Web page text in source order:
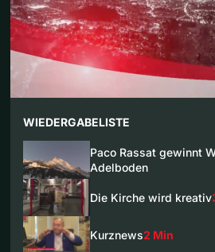
WIEDERGABELISTE
Paco Rassat gewinnt
Adelboden
Die Kirche wird kreativ
Kurznews2 Min